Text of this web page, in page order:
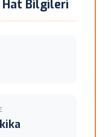
Hat Bilgileri